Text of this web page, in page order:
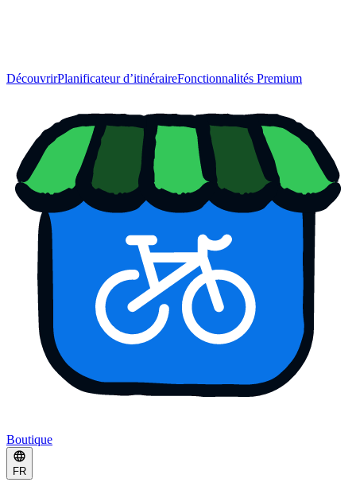
DécouvrirPlanificateur d’itinéraireFonctionnalités Premium
Boutique
FR